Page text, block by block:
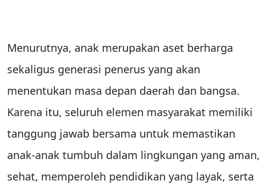
Menurutnya, anak merupakan aset berharga
sekaligus generasi penerus yang akan
menentukan masa depan daerah dan bangsa.
Karena itu, seluruh elemen masyarakat memiliki
tanggung jawab bersama untuk memastikan
anak-anak tumbuh dalam lingkungan yang aman,
sehat, memperoleh pendidikan yang layak, serta